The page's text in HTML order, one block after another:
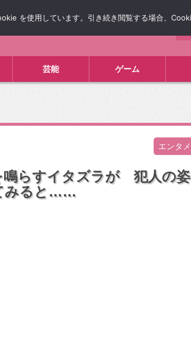
芸能 ゲーム
エンタメ
鳴らすイタズラが 犯人の姿
みると……
を使用しています。引き続き閲覧する場合、